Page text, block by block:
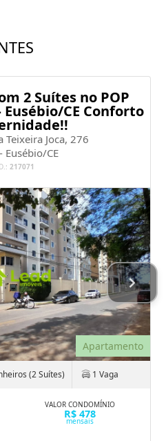
2 Suítes no POP
Eusébio/CE Conforto
Joca, 276
Eusébio/CE
217071
Apartamento
(2 Suítes) 1 Vaga
VALOR CONDOMÍNIO
R$ 478
mensais